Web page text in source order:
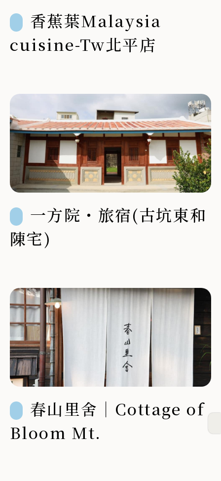
香蕉葉Malaysia
cuisine-Tw北平店
一方院・旅宿(古坑東和
陳宅)
春山里舍｜Cottage of
Bloom Mt.